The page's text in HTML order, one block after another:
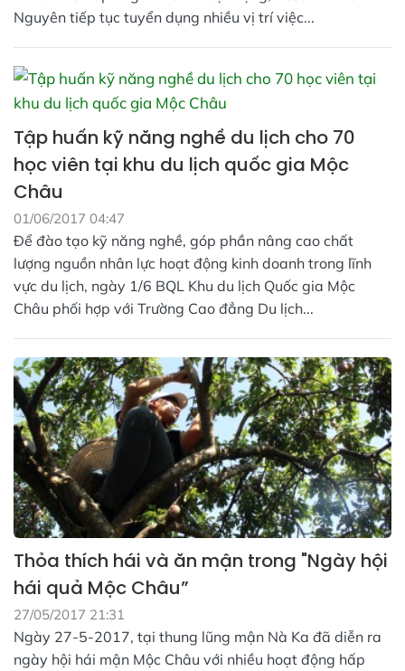
Nguyên tiếp tục tuyển dụng nhiều vị trí việc...
Tập huấn kỹ năng nghề du lịch cho 70
học viên tại khu du lịch quốc gia Mộc
Châu
01/06/2017 04:47
Để đào tạo kỹ năng nghề, góp phần nâng cao chất
lượng nguồn nhân lực hoạt động kinh doanh trong lĩnh
vực du lịch, ngày 1/6 BQL Khu du lịch Quốc gia Mộc
Châu phối hợp với Trường Cao đẳng Du lịch...
Thỏa thích hái và ăn mận trong "Ngày hội
hái quả Mộc Châu”
27/05/2017 21:31
Ngày 27-5-2017, tại thung lũng mận Nà Ka đã diễn ra
ngày hội hái mận Mộc Châu với nhiều hoạt động hấp